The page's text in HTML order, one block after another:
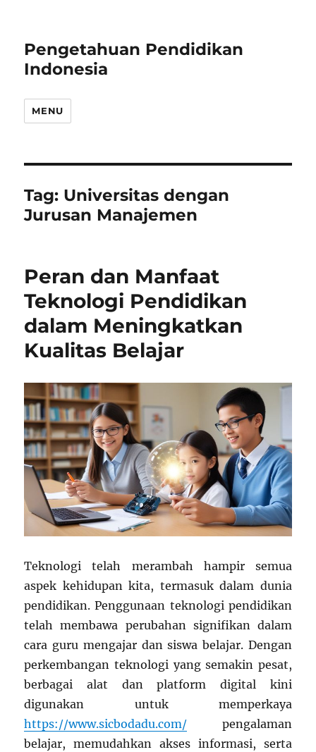
Pengetahuan Pendidikan
Indonesia
MENU
Tag: Universitas dengan
Jurusan Manajemen
Peran dan Manfaat
Teknologi Pendidikan
dalam Meningkatkan
Kualitas Belajar
Teknologi telah merambah hampir semua
aspek kehidupan kita, termasuk dalam dunia
pendidikan. Penggunaan teknologi pendidikan
telah membawa perubahan signifikan dalam
cara guru mengajar dan siswa belajar. Dengan
perkembangan teknologi yang semakin pesat,
berbagai alat dan platform digital kini
digunakan untuk memperkaya
https://www.sicbodadu.com/ pengalaman
belajar, memudahkan akses informasi, serta